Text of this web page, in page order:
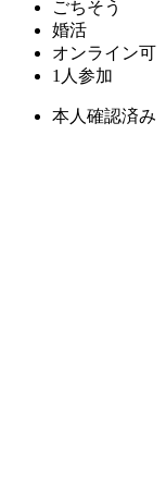
ごちそう
婚活
オンライン可
1人参加
本人確認済み